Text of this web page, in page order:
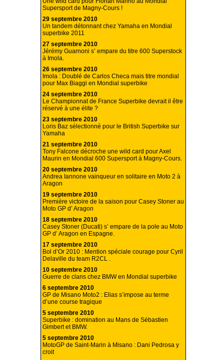
Supersport de Magny-Cours !
29 septembre 2010
Un tandem détonnant chez Yamaha en Mondial
superbike 2011
27 septembre 2010
Jérémy Guarnoni s’ empare du titre 600 Superstock
à Imola.
26 septembre 2010
Imola : Doublé de Carlos Checa mais titre mondial
pour Max Biaggi en Mondial superbike
24 septembre 2010
Le Championnat de France Superbike devrait il être
réservé à une élite ?
23 septembre 2010
Loris Baz sélectionné pour le British Superbike sur
Yamaha
21 septembre 2010
Tony Falcone décroche une wild card pour Axel
Maurin en Mondial 600 Supersport à Magny-Cours.
20 septembre 2010
Andrea Iannone vainqueur en solitaire en Moto 2 à
Aragon
19 septembre 2010
Première victoire de la saison pour Casey Stoner au
Moto GP d’ Aragon
18 septembre 2010
Casey Stoner (Ducati) s’ empare de la pole au Moto
GP d’ Aragon en Espagne.
17 septembre 2010
Bol d’Or 2010 : Mention spéciale courage pour Cyril
Delaville du team R2CL .
10 septembre 2010
Guerre de clans chez BMW en Mondial superbike
6 septembre 2010
GP de Misano Moto2 : Elias s’impose au terme
d’une course tragique
5 septembre 2010
Superbike : domination au Mans de Sébastien
Gimbert et BMW.
5 septembre 2010
MotoGP de Saint-Marin à Misano : Dani Pedrosa y
croit